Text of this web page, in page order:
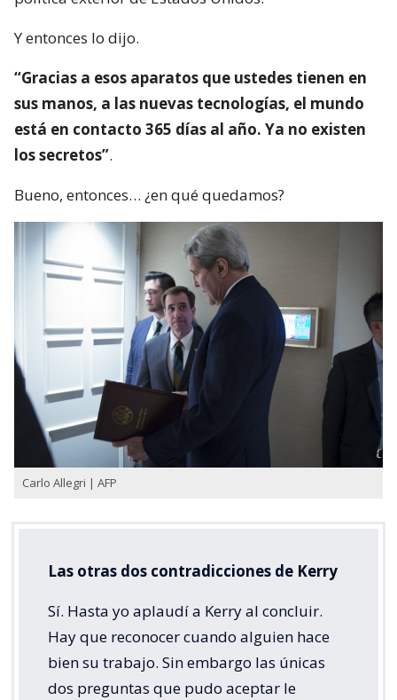
Y entonces lo dijo.
“Gracias a esos aparatos que ustedes tienen en
sus manos, a las nuevas tecnologías, el mundo
está en contacto 365 días al año. Ya no existen
los secretos”.
Bueno, entonces… ¿en qué quedamos?
Carlo Allegri | AFP
Las otras dos contradicciones de Kerry
Sí. Hasta yo aplaudí a Kerry al concluir.
Hay que reconocer cuando alguien hace
bien su trabajo. Sin embargo las únicas
dos preguntas que pudo aceptar le